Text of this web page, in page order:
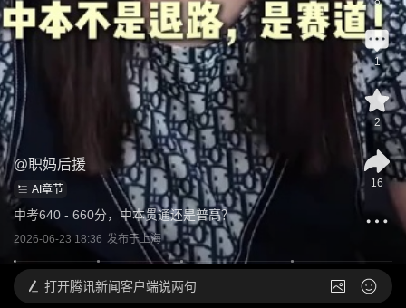
@职妈后援
AI章节
中考640 - 660分，中本贯通还是普高？
2026-06-23 18:36 发布于上海
1
2
16
打开腾讯新闻客户端说两句